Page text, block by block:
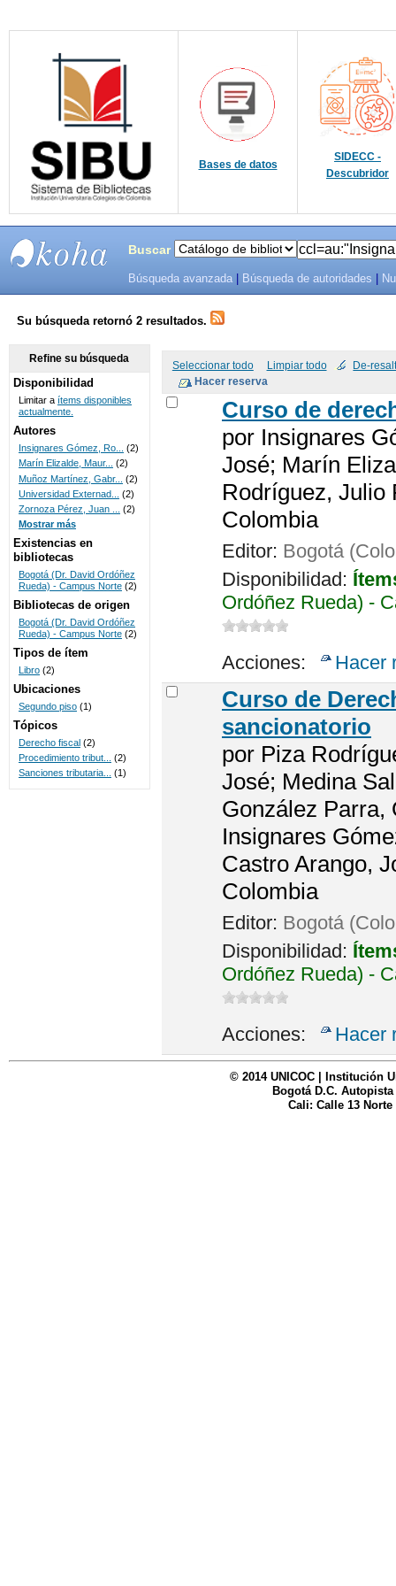
Bases de datos
SIDECC -
Descubridor
SISTEMAS
DE
BIBLIOTECAS
UNICOC
Buscar
Búsqueda avanzada Búsqueda de autoridades
Su búsqueda retornó 2 resultados.
Seleccionar todo Limpiar todo De-
Curso de
por Insignares
José; Marín
Rodríguez, Julio
Colombia
Editor: Bogotá
Disponibilidad:
Ordóñez Rueda) -
Acciones: Hacer
Curso de
sancionatorio
por Piza
José; Medina
González Parra,
Insignares
Castro Arango,
Colombia
Editor: Bogotá
Disponibilidad:
Ordóñez Rueda) -
Acciones: Hacer
Refine su búsqueda
Disponibilidad
Limitar a ítems disponibles
actualmente.
Autores
Insignares Gómez, Ro...
(2)
Marín Elizalde, Maur... (2)
Muñoz Martínez, Gabr...
(2)
Universidad Externad...
(2)
Zornoza Pérez, Juan ...
(2)
Mostrar más
Existencias en
bibliotecas
Bogotá (Dr. David Ordóñez
Rueda) - Campus Norte (2)
Bibliotecas de origen
Bogotá (Dr. David Ordóñez
Rueda) - Campus Norte (2)
Tipos de ítem
Libro (2)
Ubicaciones
Segundo piso (1)
Tópicos
Derecho fiscal (2)
Procedimiento tribut...
(2)
Sanciones tributaria... (1)
© 2014 UNICOC | Institución
Bogotá D.C. Autopista
Cali: Calle 13 Norte